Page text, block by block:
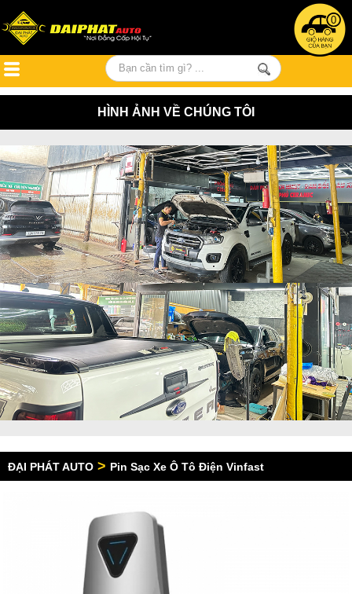
0
HÌNH ẢNH VỀ CHÚNG TÔI
ĐẠI PHÁT AUTO > Pin Sạc Xe Ô Tô Điện Vinfast